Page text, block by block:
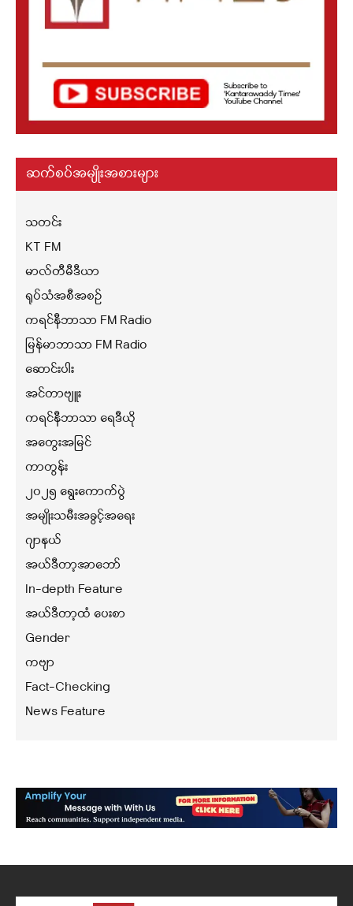
ဆက်စပ်အမျိုးအစားများ
သတင်း
KT FM
မာလ်တီမီဒီယာ
ရုပ်သံအစီအစဉ်
ကရင်နီဘာသာ FM Radio
မြန်မာဘာသာ FM Radio
ဆောင်းပါး
အင်တာဗျူး
ကရင်နီဘာသာ ရေဒီယို
အတွေးအမြင်
ကာတွန်း
၂၀၂၅ ရွေးကောက်ပွဲ
အမျိုးသမီးအခွင့်အရေး
ဂျာနယ်
အယ်ဒီတာ့အာဘော်
In-depth Feature
အယ်ဒီတာ့ထံ ပေးစာ
Gender
ကဗျာ
Fact-Checking
News Feature